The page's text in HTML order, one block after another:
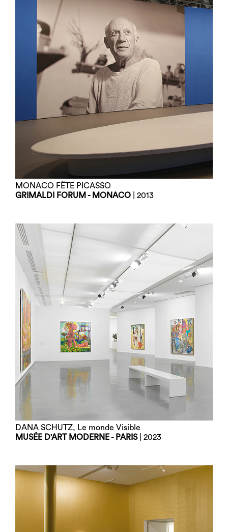
MONACO FËTE PICASSO
GRIMALDI FORUM - MONACO | 2013
DANA SCHUTZ, Le monde Visible
MUSÉE D'ART MODERNE - PARIS| 2023